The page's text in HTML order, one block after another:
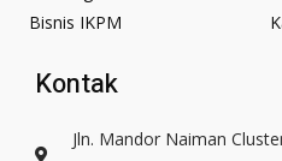
f
Bisnis IKPM
Kontak
Jln. Mandor Naiman